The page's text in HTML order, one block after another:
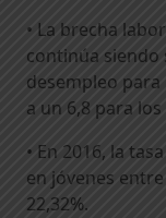
• La brecha
continúa siendo
desempleo
a un 6,8 para
• En 2016, la
en jóvenes
22,32%.